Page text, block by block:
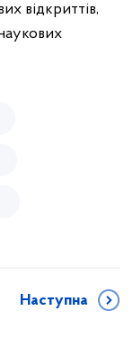
відкриттів,
Наступна